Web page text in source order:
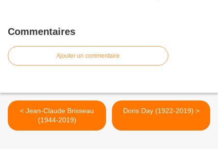
Commentaires
Ajouter un commentaire
< Jean-Claude Brisseau
(1944-2019)
Doris Day (1922-2019) >